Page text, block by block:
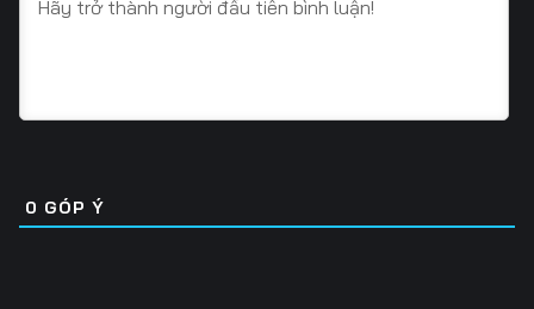
Tập 25 Tập 26
Tập 31 Tập 32 Tập 33
Tập 37 Tập 38 Tập 39
0 GÓP Ý